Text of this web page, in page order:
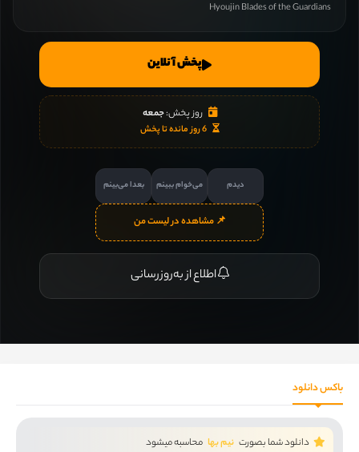
Hyoujin Blades of the Guardians
پخش آنلاین
روز پخش:جمعه
6 روز مانده تا پخش
دیدم می‌خوام ببینم بعدا می‌بینم
📌 مشاهده در لیست من
اطلاع از به‌روزرسانی
باکس دانلود
دانلود شما بصورت نیم بها محاسبه میشود